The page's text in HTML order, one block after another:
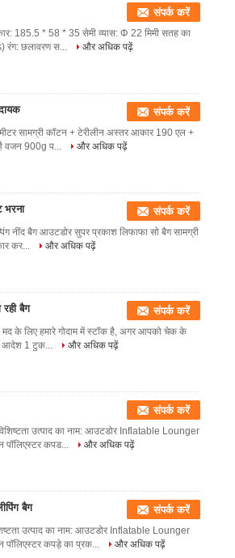
संपर्क करें
185.5 * 58 * 35 सेमी व्यास: Φ 22 मिमी सतह का
रंग: छलावरण स...
और अधिक पढ़ें
संपर्क करें
सामग्री कॉटन + टेरीलीन अस्तर आकार 190 एल +
है वजन 900g प...
और अधिक पढ़ें
भरना संपर्क करें
नींद बैग आउटडोर सुपर प्रकाश लिफाफा सो बैग सामग्री
कर...
और अधिक पढ़ें
बैग संपर्क करें
के लिए हमारे गोदाम में स्टॉक है, अगर आपको चेक के
आदेश 1 टुक...
और अधिक पढ़ें
संपर्क करें
उत्पाद का नाम: आउटडोर Inflatable Lounger
पॉलिएस्टर कपड...
और अधिक पढ़ें
बैग संपर्क करें
उत्पाद का नाम: आउटडोर Inflatable Lounger
पॉलिएस्टर कपड़े का प्रक...
और अधिक पढ़ें